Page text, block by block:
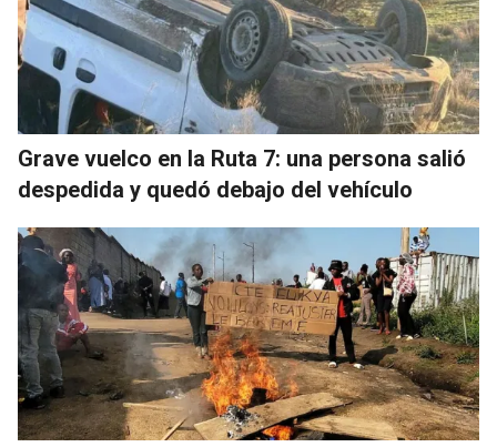
Grave vuelco en la Ruta 7: una persona salió
despedida y quedó debajo del vehículo